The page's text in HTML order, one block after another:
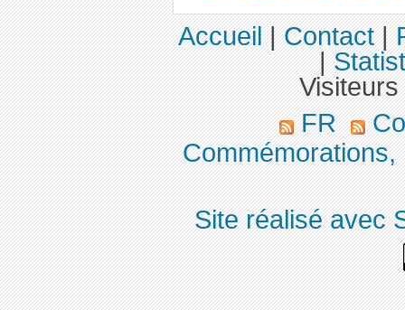
Accueil|Contact|
|
FR
Commémorations,
Site réalisé avec